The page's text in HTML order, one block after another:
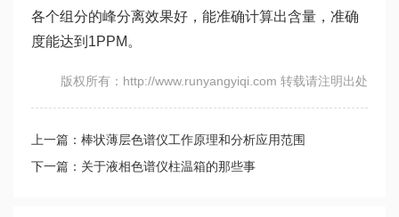
各个组分的峰分离效果好，能准确计算出含量，准确
度能达到1PPM。
版权所有：http://www.runyangyiqi.com 转载请注明出处
上一篇：棒状薄层色谱仪工作原理和分析应用范围
下一篇：关于液相色谱仪柱温箱的那些事